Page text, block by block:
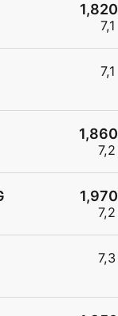
1,820
7,1
7,1
1,860
7,2
1,970
7,2
7,3